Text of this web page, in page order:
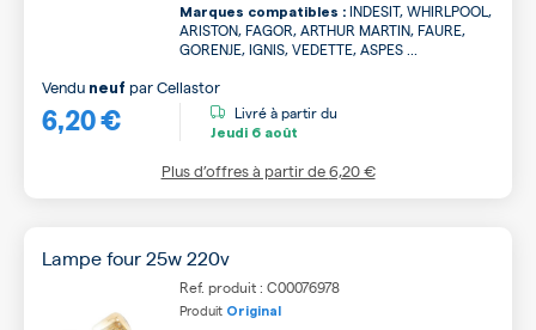
Marques compatibles : INDESIT, WHIRLPOOL,
ARISTON, FAGOR, ARTHUR MARTIN, FAURE,
GORENJE, IGNIS, VEDETTE, ASPES ...
6,20 €
Vendu neuf parCellastor
Livré à partir du
Jeudi 6 août
Plus d’offres à partir de6,20 €
Lampe four 25w 220v
Ref. produit : C00076978
Produit Original